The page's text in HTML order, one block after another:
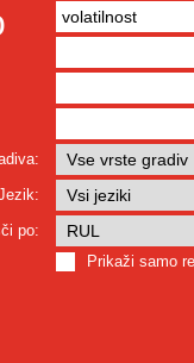
po:
Prikaži samo